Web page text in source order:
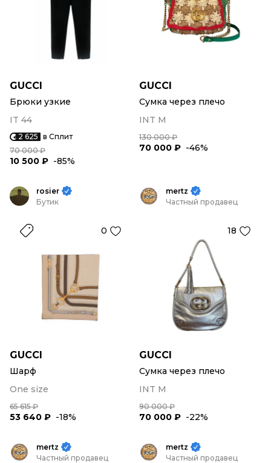
GUCCI
Брюки узкие
IT 44
2 625 в Сплит
70 000 ₽
10 500 ₽ -85%
GUCCI
Сумка через плечо
INT M
130 000 ₽
70 000 ₽ -46%
rosier
Бутик
0
GUCCI
Шарф
One size
65 615 ₽
53 640 ₽ -18%
mertz
Частный продавец
18
GUCCI
Сумка через плечо
INT M
90 000 ₽
70 000 ₽ -22%
mertz
Частный продавец
mertz
Частный продавец